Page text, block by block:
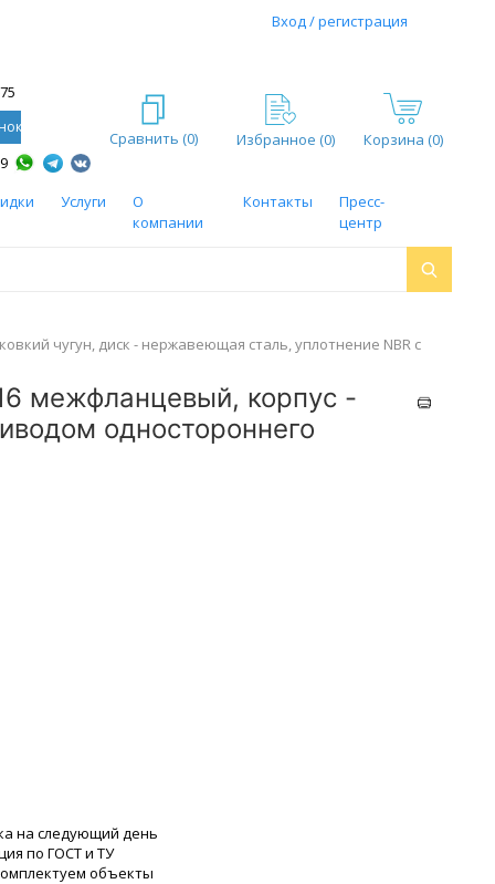
Вход / регистрация
Сравнить (0) Избранное (0) Корзина (0)
Услуги
О
компании
Контакты
Пресс-
центр
чугун, диск - нержавеющая сталь, уплотнение NBR с
межфланцевый, корпус -
одностороннего
на следующий день
по ГОСТ и ТУ
объекты